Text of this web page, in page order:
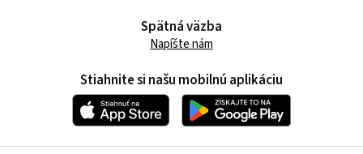
Spätná väzba
Napíšte nám
Stiahnite si našu mobilnú aplikáciu